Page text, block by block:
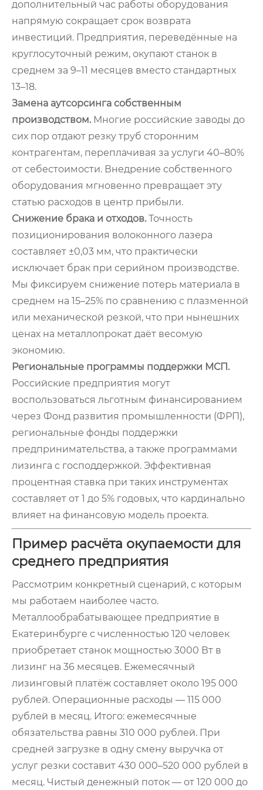
дополнительный час работы оборудования
напрямую сокращает срок возврата
инвестиций. Предприятия, переведённые на
круглосуточный режим, окупают станок в
среднем за 9–11 месяцев вместо стандартных
13–18.
Замена аутсорсинга собственным
производством. Многие российские заводы до
сих пор отдают резку труб сторонним
контрагентам, переплачивая за услуги 40–80%
от себестоимости. Внедрение собственного
оборудования мгновенно превращает эту
статью расходов в центр прибыли.
Снижение брака и отходов. Точность
позиционирования волоконного лазера
составляет ±0,03 мм, что практически
исключает брак при серийном производстве.
Мы фиксируем снижение потерь материала в
среднем на 15–25% по сравнению с плазменной
или механической резкой, что при нынешних
ценах на металлопрокат даёт весомую
экономию.
Региональные программы поддержки МСП.
Российские предприятия могут
воспользоваться льготным финансированием
через Фонд развития промышленности (ФРП),
региональные фонды поддержки
предпринимательства, а также программами
лизинга с господдержкой. Эффективная
процентная ставка при таких инструментах
составляет от 1 до 5% годовых, что кардинально
влияет на финансовую модель проекта.
Пример расчёта окупаемости для
среднего предприятия
Рассмотрим конкретный сценарий, с которым
мы работаем наиболее часто.
Металлообрабатывающее предприятие в
Екатеринбурге с численностью 120 человек
приобретает станок мощностью 3000 Вт в
лизинг на 36 месяцев. Ежемесячный
лизинговый платёж составляет около 195 000
рублей. Операционные расходы — 115 000
рублей в месяц. Итого: ежемесячные
обязательства равны 310 000 рублей. При
средней загрузке в одну смену выручка от
услуг резки составит 430 000–520 000 рублей в
месяц. Чистый денежный поток — от 120 000 до